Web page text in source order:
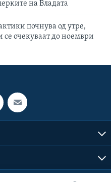
на Владата
почнува од утре,
се очекуваат до ноември